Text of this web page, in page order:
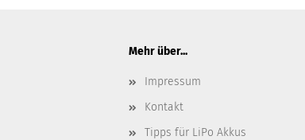
Mehr über...
Impressum
Kontakt
Tipps für LiPo Akkus